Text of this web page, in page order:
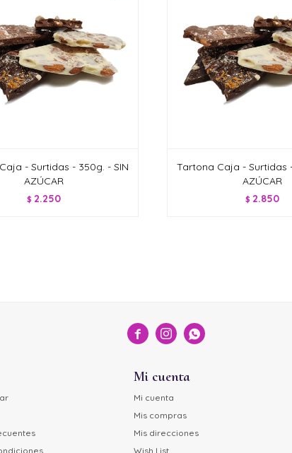
- Surtidas - 350g. - SIN
AZÚCAR
$ 2.250
Tartona Caja - Surtidas
AZÚCAR
$ 2.850
  
Mi cuenta
Mi cuenta
Mis compras
Mis direcciones
Wish List